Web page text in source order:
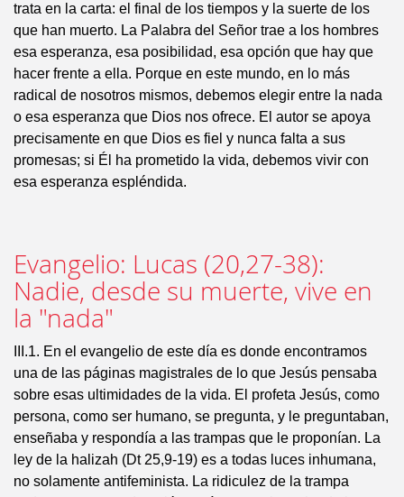
trata en la carta: el final de los tiempos y la suerte de los
que han muerto. La Palabra del Señor trae a los hombres
esa esperanza, esa posibilidad, esa opción que hay que
hacer frente a ella. Porque en este mundo, en lo más
radical de nosotros mismos, debemos elegir entre la nada
o esa esperanza que Dios nos ofrece. El autor se apoya
precisamente en que Dios es fiel y nunca falta a sus
promesas; si Él ha prometido la vida, debemos vivir con
esa esperanza espléndida.
Evangelio: Lucas (20,27-38):
Nadie, desde su muerte, vive en
la "nada"
III.1. En el evangelio de este día es donde encontramos
una de las páginas magistrales de lo que Jesús pensaba
sobre esas ultimidades de la vida. El profeta Jesús, como
persona, como ser humano, se pregunta, y le preguntaban,
enseñaba y respondía a las trampas que le proponían. La
ley de la halizah (Dt 25,9-19) es a todas luces inhumana,
no solamente antifeminista. La ridiculez de la trampa